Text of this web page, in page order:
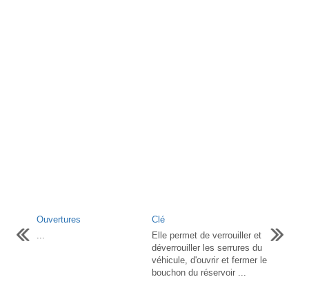
Ouvertures
...
Clé
Elle permet de verrouiller et
déverrouiller les serrures du
véhicule, d'ouvrir et fermer le
bouchon du réservoir ...